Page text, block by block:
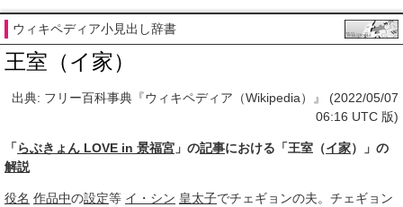
ウィキペディア小見出し辞書
王室（イ家）
出典: フリー百科事典『ウィキペディア（Wikipedia）』 (2022/05/07
06:16 UTC 版)
「らぶきょん LOVE in 景福宮 」の記事における「王室（イ家）」の
解説
役名 作品中の設定等 イ・シン 皇太子でチェギョンの夫。チェギョン